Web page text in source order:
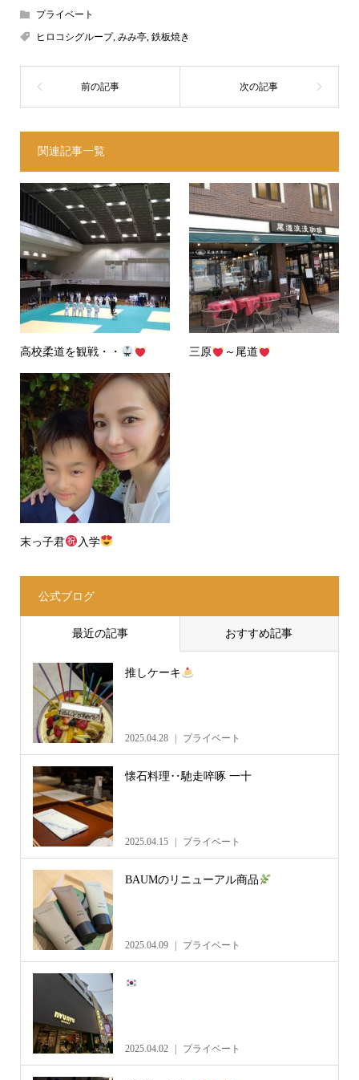
プライベート
ヒロコシグループ, みみ亭, 鉄板焼き
関連記事一覧
高校柔道を観戦・・ 三原 ～尾道
末っ子君 入学
公式ブログ
最近の記事 おすすめ記事
推しケーキ
2025.04.28 プライベート
懐石料理‥馳走啐啄 一十
2025.04.15 プライベート
BAUMのリニューアル商品
2025.04.09 プライベート
2025.04.02 プライベート